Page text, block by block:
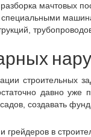
мачтовых
специальными
строительных
давно
создавать
грейдеров в